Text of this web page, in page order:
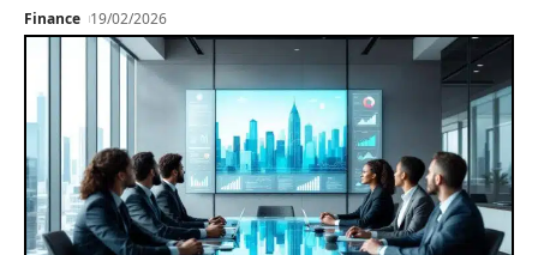
Finance 19/02/2026